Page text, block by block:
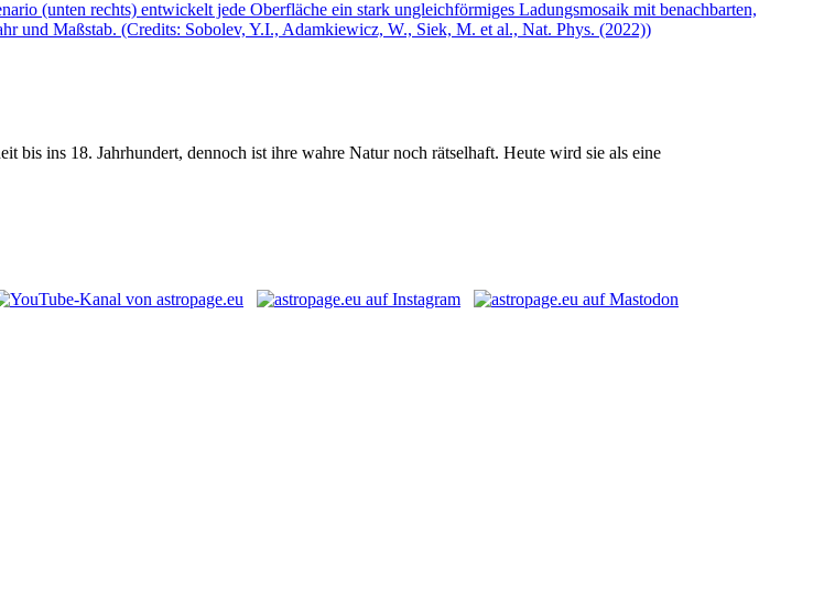
bis ins 18. Jahrhundert, dennoch ist ihre wahre Natur noch rätselhaft. Heute wird sie als eine